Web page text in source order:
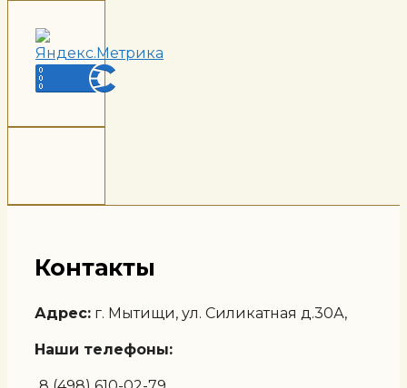
Контакты
Адрес: г. Мытищи, ул. Силикатная д.30А,
Наши телефоны: